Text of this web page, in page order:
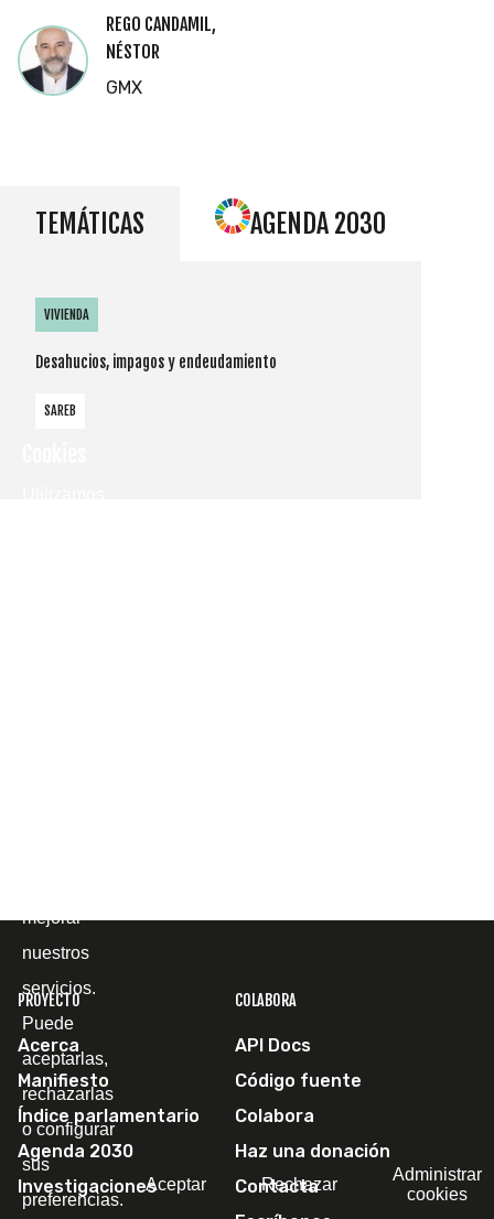
REGO CANDAMIL,
NÉSTOR
GMX
TEMÁTICAS AGENDA 2030
VIVIENDA
Desahucios, impagos y endeudamiento
SAREB
PROYECTO
Acerca
Manifiesto
Índice parlamentario
Agenda 2030
Investigaciones
COLABORA
API Docs
Código fuente
Colabora
Haz una donación
Contacta
mejorar
nuestros
servicios.
Puede
aceptarlas,
rechazarlas
o configurar
sus
preferencias.
Aceptar Rechazar
Administrar
cookies